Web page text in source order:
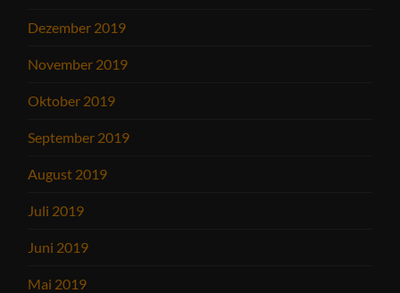
Dezember 2019
November 2019
Oktober 2019
September 2019
August 2019
Juli 2019
Juni 2019
Mai 2019